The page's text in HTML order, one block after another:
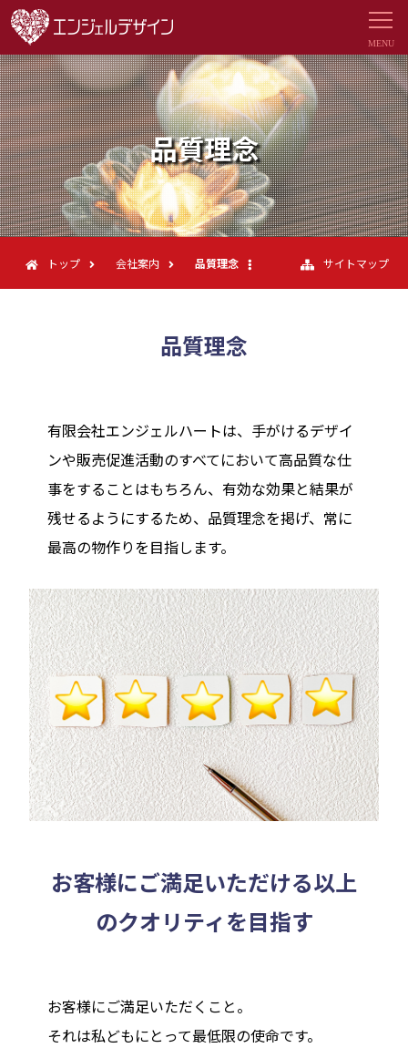
品質理念
トップ 会社案内 品質理念 サイトマップ
品質理念
有限会社エンジェルハートは、手がけるデザイ
ンや販売促進活動のすべてにおいて高品質な仕
事をすることはもちろん、有効な効果と結果が
残せるようにするため、品質理念を掲げ、常に
最高の物作りを目指します。
お客様にご満足いただける以上
のクオリティを目指す
お客様にご満足いただくこと。
それは私どもにとって最低限の使命です。